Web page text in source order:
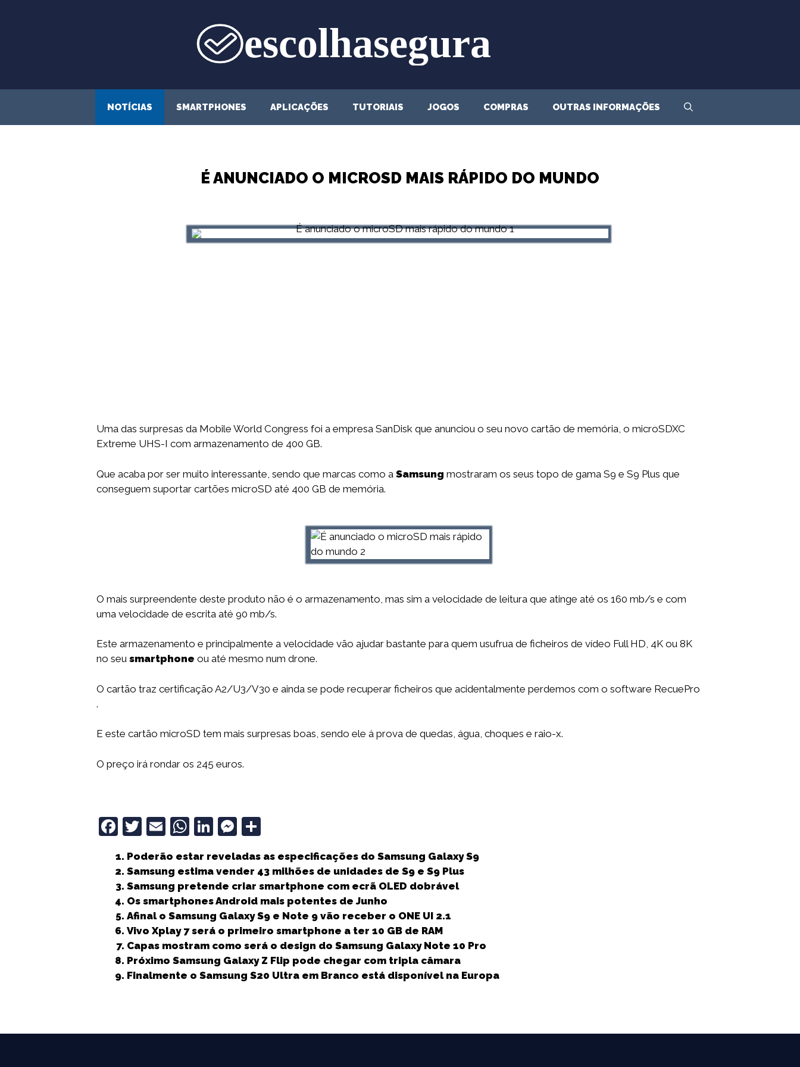
NOTÍCIAS SMARTPHONES APLICAÇÕES TUTORIAIS JOGOS COMPRAS OUTRAS INFORMAÇÕES
É ANUNCIADO O MICROSD MAIS RÁPIDO DO MUNDO
Uma das surpresas da Mobile World Congress foi a empresa SanDisk que anunciou o seu novo cartão de memória, o microSDXC
Extreme UHS-I com armazenamento de 400 GB.
Que acaba por ser muito interessante, sendo que marcas como a Samsung mostraram os seus topo de gama S9 e S9 Plus que
conseguem suportar cartões microSD até 400 GB de memória.
O mais surpreendente deste produto não é o armazenamento, mas sim a velocidade de leitura que atinge até os 160 mb/s e com
uma velocidade de escrita até 90 mb/s.
Este armazenamento e principalmente a velocidade vão ajudar bastante para quem usufrua de ficheiros de vídeo Full HD, 4K ou 8K
no seu smartphone ou até mesmo num drone.
O cartão traz certificação A2/U3/V30 e ainda se pode recuperar ficheiros que acidentalmente perdemos com o software RecuePro
.
E este cartão microSD tem mais surpresas boas, sendo ele á prova de quedas, água, choques e raio-x.
O preço irá rondar os 245 euros.
F
c
e
b
o
o
k
T
it
t
e
r
E
ai
l
W
a
ts
A
p
p
Li
k
e
dI
n
M
ss
e
n
g
e
r
a
r
e
Poderão estar reveladas as especificações do Samsung Galaxy S9
Samsung estima vender 43 milhões de unidades de S9 e S9 Plus
Samsung pretende criar smartphone com ecrã OLED dobrável
Os smartphones Android mais potentes de Junho
Afinal o Samsung Galaxy S9 e Note 9 vão receber o ONE UI 2.1
Vivo Xplay 7 será o primeiro smartphone a ter 10 GB de RAM
Capas mostram como será o design do Samsung Galaxy Note 10 Pro
Próximo Samsung Galaxy Z Flip pode chegar com tripla câmara
Finalmente o Samsung S20 Ultra em Branco está disponível na Europa